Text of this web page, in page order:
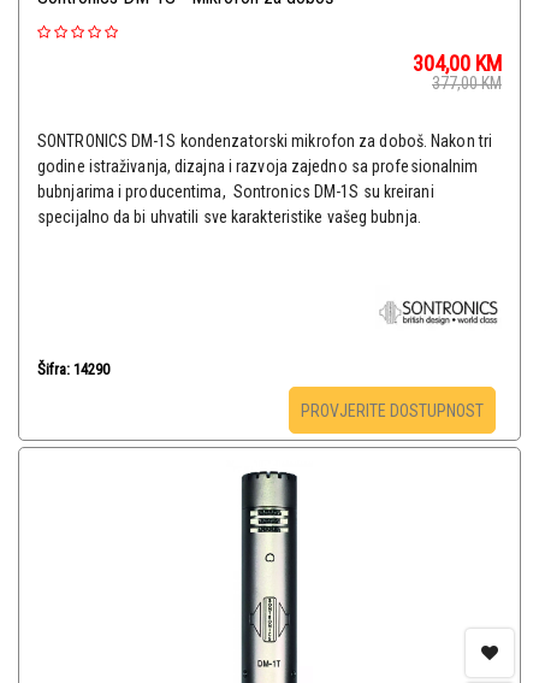
304,00 KM
377,00KM
SONTRONICS DM-1S kondenzatorski mikrofon za doboš. Nakon tri
godine istraživanja, dizajna i razvoja zajedno sa profesionalnim
bubnjarima i producentima, Sontronics DM-1S su kreirani
specijalno da bi uhvatili sve karakteristike vašeg bubnja.
Šifra: 14290
PROVJERITE DOSTUPNOST